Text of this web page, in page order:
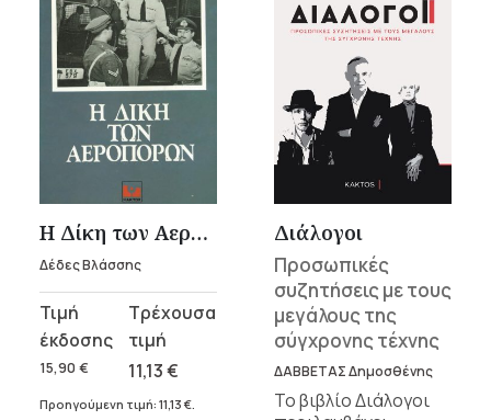
Η Δίκη των Αεροπόρων
Δέδες Βλάσσης
15,90 €
Original
price
was:
15,90 €.
11,13€
Η
τρέχουσα
τιμή
Προηγούμενη τιμή: 11,13 €
Διάλογοι
Προσωπικές
συζητήσεις με τους
μεγάλους της
σύγχρονης τέχνης
ΔΑΒΒΕΤΑΣ Δημοσθένης
Το βιβλίο Διάλογοι